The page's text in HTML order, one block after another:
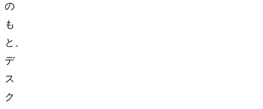
の
も
と、
デ
ス
ク